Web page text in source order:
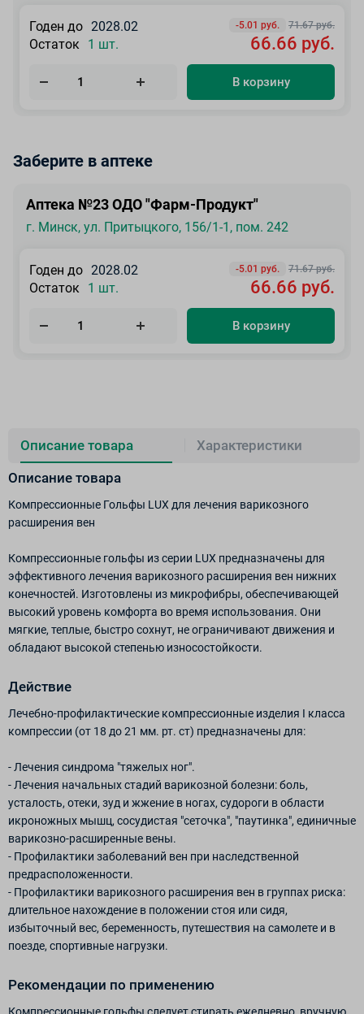
Годен до 2028.02
Остаток 1 шт. 66.66 руб.
-5.01 руб. 71.67 руб.
В корзину
Заберите в аптеке
Аптека №23 ОДО "Фарм-Продукт"
г. Минск, ул. Притыцкого, 156/1-1, пом. 242
Годен до 2028.02
Остаток 1 шт. 66.66 руб.
-5.01 руб. 71.67 руб.
В корзину
Описание товара
Характеристики
Описание товара
Компрессионные Гольфы LUX для лечения варикозного
расширения вен
Компрессионные гольфы из серии LUX предназначены для
эффективного лечения варикозного расширения вен нижних
конечностей. Изготовлены из микрофибры, обеспечивающей
высокий уровень комфорта во время использования. Они
мягкие, теплые, быстро сохнут, не ограничивают движения и
обладают высокой степенью износостойкости.
Действие
Лечебно-профилактические компрессионные изделия I класса
компрессии (от 18 до 21 мм. рт. ст) предназначены для:
- Лечения синдрома "тяжелых ног".
- Лечения начальных стадий варикозной болезни: боль,
усталость, отеки, зуд и жжение в ногах, судороги в области
икроножных мышц, сосудистая "сеточка", "паутинка", единичные
варикозно-расширенные вены.
- Профилактики заболеваний вен при наследственной
предрасположенности.
- Профилактики варикозного расширения вен в группах риска:
длительное нахождение в положении стоя или сидя,
избыточный вес, беременность, путешествия на самолете и в
поезде, спортивные нагрузки.
Рекомендации по применению
Компрессионные гольфы следует стирать ежедневно, вручную,